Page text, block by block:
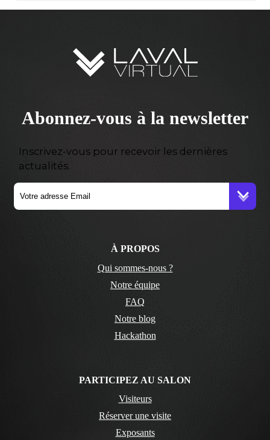
Abonnez-vous à la newsletter
Inscrivez-vous pour recevoir les dernières
actualités.
À PROPOS
Qui sommes-nous ?
Notre équipe
FAQ
Notre blog
Hackathon
PARTICIPEZ AU SALON
Visiteurs
Réserver une visite
Exposants